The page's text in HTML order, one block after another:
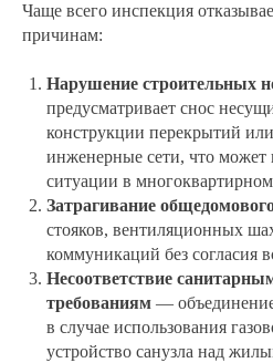
Чаще всего инспекция
причинам:
Нарушение строительных
предусматривает снос
конструкции перекрытий
инженерные сети, что может
ситуации в
Затрагивание
стояков, вентиляционных
коммуникаций без согласия
Несоответствие
требованиям —
в случае использования
устройство санузла над